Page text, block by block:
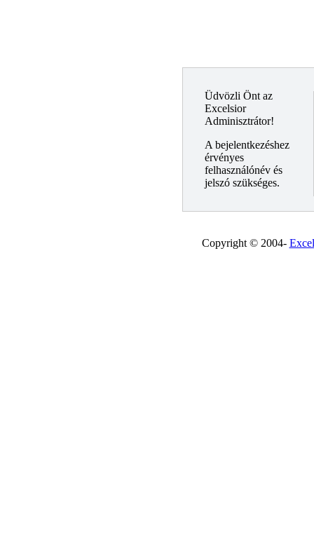
Üdvözli Önt az
Excelsior
Adminisztrátor!
A bejelentkezéshez
érvényes
felhasználónév és
jelszó szükséges.
Copyright © 2004-